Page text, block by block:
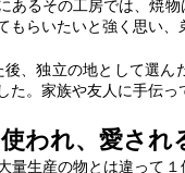
あるその工房では、焼
もらいたいと強く 思い、
後、独立の地として選
た。家族や友人に手伝っ
使われ、愛さ
量生産の物とは違って